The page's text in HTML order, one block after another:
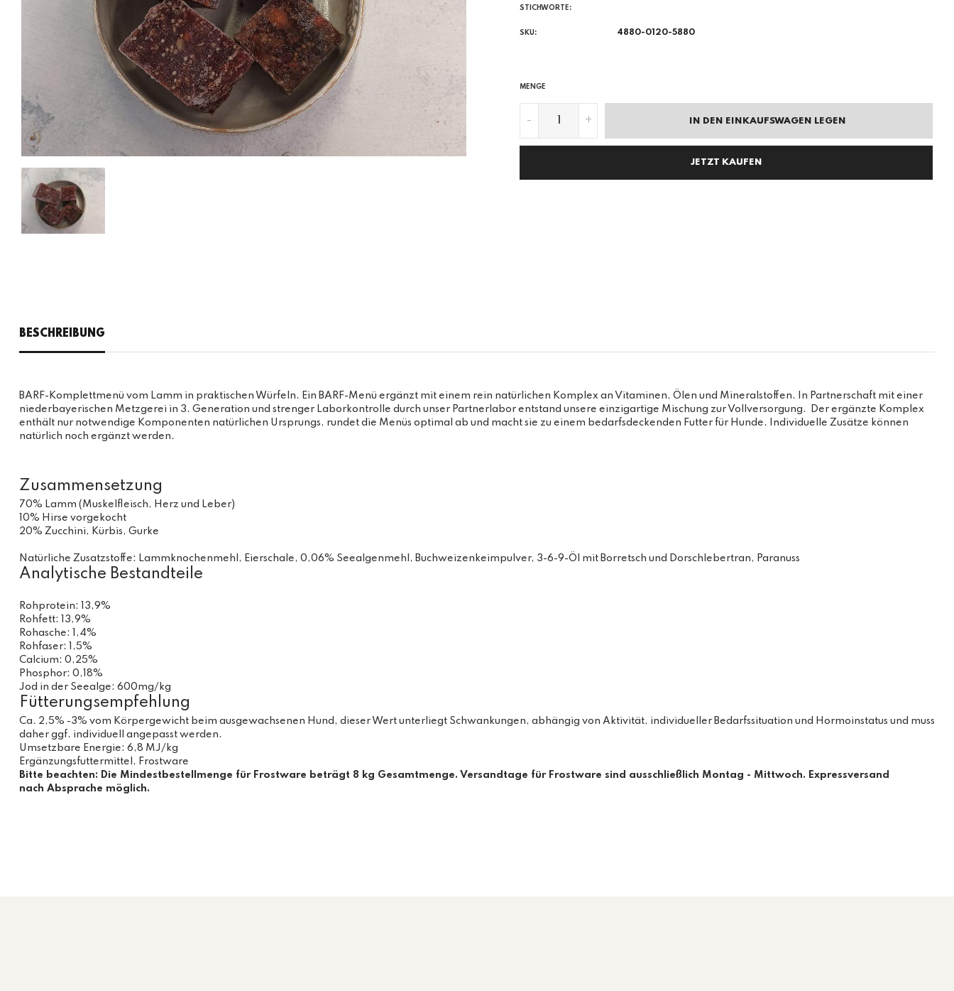
STICHWORTE:
SKU: 4880-0120-5880
MENGE
- + IN DEN EINKAUFSWAGEN LEGEN
JETZT KAUFEN
BESCHREIBUNG
BARF-Komplettmenü vom Lamm in praktischen Würfeln. Ein BARF-Menü ergänzt mit einem rein natürlichen Komplex an Vitaminen, Ölen und Mineralstoffen. In Partnerschaft mit einer
niederbayerischen Metzgerei in 3. Generation und strenger Laborkontrolle durch unser Partnerlabor entstand unsere einzigartige Mischung zur Vollversorgung. Der ergänzte Komplex
enthält nur notwendige Komponenten natürlichen Ursprungs, rundet die Menüs optimal ab und macht sie zu einem bedarfsdeckenden Futter für Hunde. Individuelle Zusätze können
natürlich noch ergänzt werden.
Zusammensetzung
70% Lamm (Muskelfleisch, Herz und Leber)
10% Hirse vorgekocht
20% Zucchini, Kürbis, Gurke
Natürliche Zusatzstoffe: Lammknochenmehl, Eierschale, 0,06% Seealgenmehl, Buchweizenkeimpulver, 3-6-9-Öl mit Borretsch und Dorschlebertran, Paranuss
Analytische Bestandteile
Rohprotein: 13,9%
Rohfett: 13,9%
Rohasche: 1,4%
Rohfaser: 1,5%
Calcium: 0,25%
Phosphor: 0,18%
Jod in der Seealge: 600mg/kg
Fütterungsempfehlung
Ca. 2,5% -3% vom Körpergewicht beim ausgewachsenen Hund, dieser Wert unterliegt Schwankungen, abhängig von Aktivität, individueller Bedarfssituation und Hormoinstatus und muss
daher ggf. individuell angepasst werden.
Umsetzbare Energie: 6,8 MJ/kg
Ergänzungsfuttermittel, Frostware
Bitte beachten: Die Mindestbestellmenge für Frostware beträgt 8 kg Gesamtmenge. Versandtage für Frostware sind ausschließlich Montag - Mittwoch. Expressversand
nach Absprache möglich.